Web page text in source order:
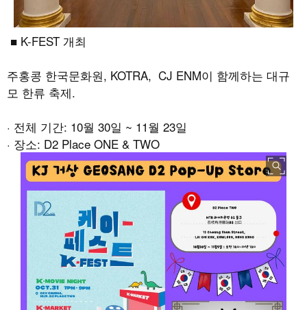
■ K-FEST 개최
주홍콩 한국문화원, KOTRA, CJ ENM이 함께하는 대규
모 한류 축제.
· 전체 기간: 10월 30일 ~ 11월 23일
· 장소: D2 Place ONE & TWO